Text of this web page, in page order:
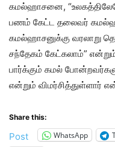
கமல்ஹாசனை,
பணம் கேட்ட தலைவர்
கமல்ஹாசனுக்கு வரலாறு
சந்தேகம் கேட்கலாம்”
பார்க்கும் கமல்
என்றும் விமர்சித்துள்ளார்
Share this:
Post WhatsApp